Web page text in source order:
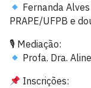
Fernanda
PRAPE/UFPB e
🎙 Mediação:
Profa. Dra.
Inscrições: